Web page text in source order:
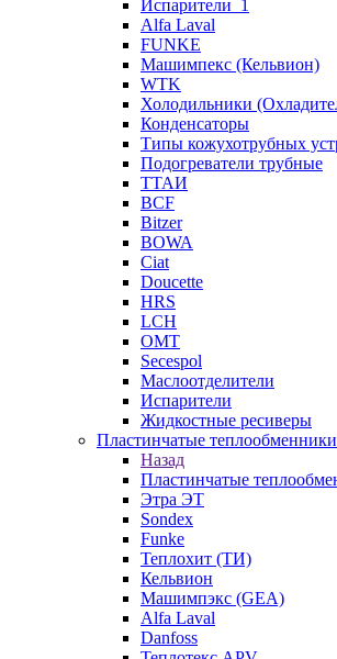
Испарители_1
Alfa Laval
FUNKE
Машимпекс (Кельвион)
WTK
Холодильники
Конденсаторы
Типы кожухотрубных
Подогреватели трубные
ТТАИ
BCF
Bitzer
BOWA
Ciat
Doucette
HRS
LCH
OMT
Secespol
Маслоотделители
Испарители
Жидкостные ресиверы
Пластинчатые теплообменники
Назад
Пластинчатые
Этра ЭТ
Sondex
Funke
Теплохит (ТИ)
Кельвион
Машимпэкс (GEA)
Alfa Laval
Danfoss